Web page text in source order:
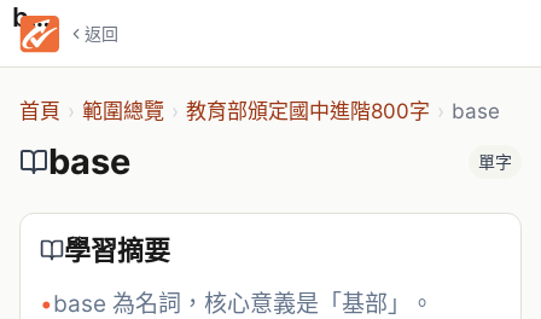
返回
base
首頁 › 範圍總覽 › 教育部頒定國中進階800字 › base
base 單字
學習摘要
•base 為名詞，核心意義是「基部」。